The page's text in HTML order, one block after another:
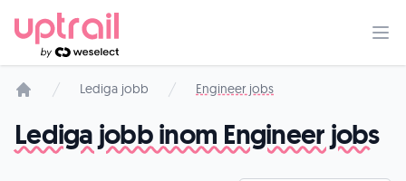
Lediga jobb Engineer jobs
Lediga jobb inom Engineer jobs